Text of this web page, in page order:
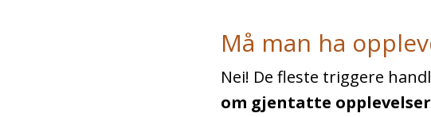
Må man ha
Nei! De fleste triggere
om gjentatte